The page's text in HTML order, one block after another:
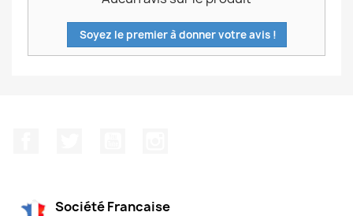
Soyez le premier à donner votre avis !
Société Francaise